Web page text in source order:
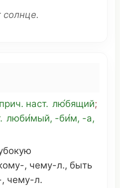
солнце.
прич. наст. лю́бящий;
. люби́мый, -би́м, -а,
, чему-л., быть
чему-л.